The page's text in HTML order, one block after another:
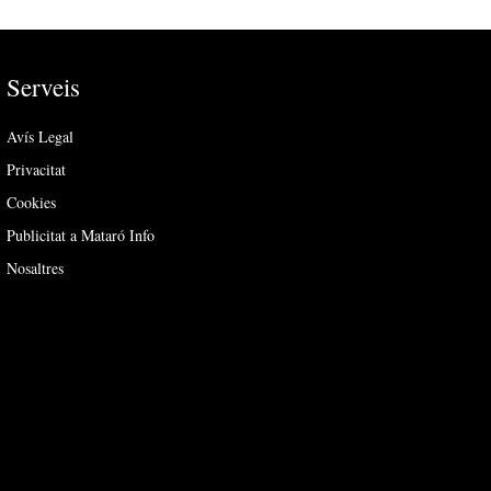
Serveis
Avís Legal
Privacitat
Cookies
Publicitat a Mataró Info
Nosaltres